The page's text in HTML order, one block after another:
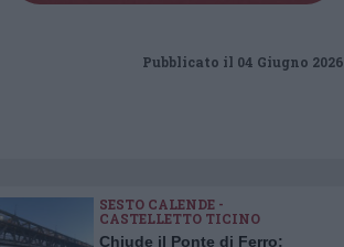
Pubblicato il 04 Giugno 2026
SESTO CALENDE -
CASTELLETTO TICINO
Chiude il Ponte di Ferro: